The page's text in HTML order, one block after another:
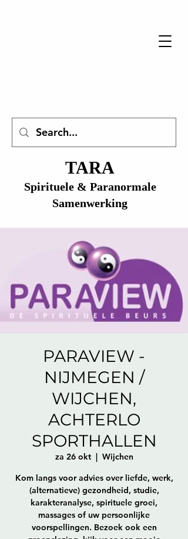
TARA
Spirituele & Paranormale
Samenwerking
PARAVIEW -
NIJMEGEN /
WIJCHEN,
ACHTERLO
SPORTHALLEN
za 26 okt
  |
Wijchen
Kom langs voor advies over liefde, werk,
(alternatieve) gezondheid, studie,
karakteranalyse, spirituele groei,
massages of uw persoonlijke
voorspellingen. Bezoek ook een